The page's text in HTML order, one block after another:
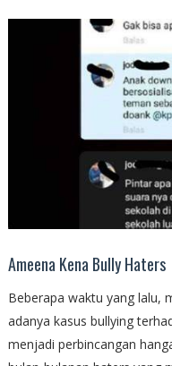
Ameena Kena Bully Haters
Beberapa waktu yang lalu,
adanya kasus bullying
menjadi perbincangan